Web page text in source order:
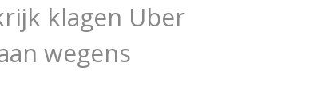
klagen Uber
wegens